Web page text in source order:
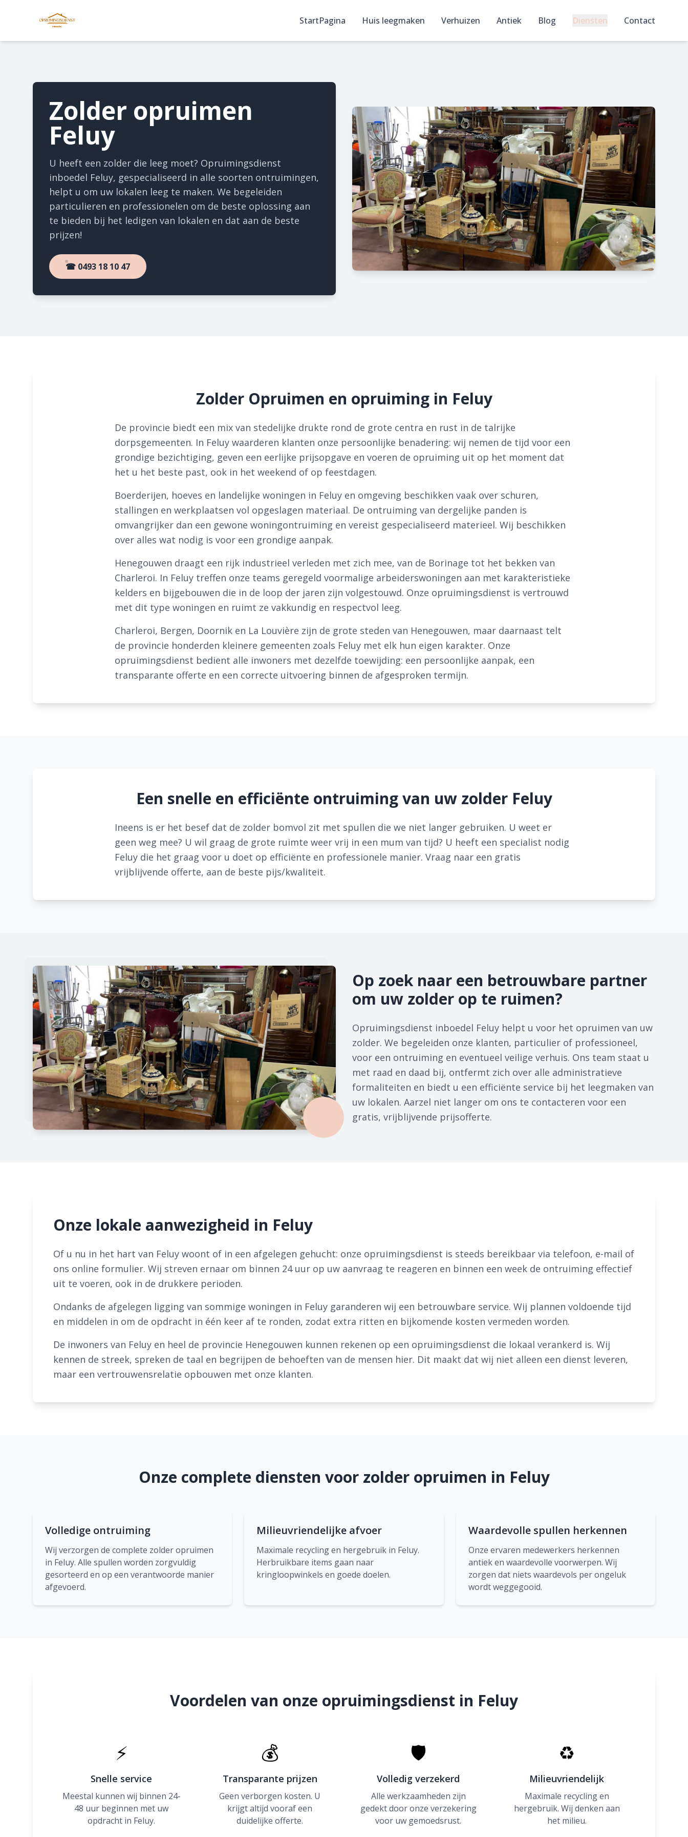
StartPagina Huis leegmaken Verhuizen Antiek Blog Diensten Contact
Zolder opruimen
Feluy
U heeft een zolder die leeg moet? Opruimingsdienst
inboedel Feluy, gespecialiseerd in alle soorten ontruimingen,
helpt u om uw lokalen leeg te maken. We begeleiden
particulieren en professionelen om de beste oplossing aan
te bieden bij het ledigen van lokalen en dat aan de beste
prijzen!
☎ 0493 18 10 47
Zolder Opruimen en opruiming in Feluy
De provincie biedt een mix van stedelijke drukte rond de grote centra en rust in de talrijke
dorpsgemeenten. In Feluy waarderen klanten onze persoonlijke benadering: wij nemen de tijd voor een
grondige bezichtiging, geven een eerlijke prijsopgave en voeren de opruiming uit op het moment dat
het u het beste past, ook in het weekend of op feestdagen.
Boerderijen, hoeves en landelijke woningen in Feluy en omgeving beschikken vaak over schuren,
stallingen en werkplaatsen vol opgeslagen materiaal. De ontruiming van dergelijke panden is
omvangrijker dan een gewone woningontruiming en vereist gespecialiseerd materieel. Wij beschikken
over alles wat nodig is voor een grondige aanpak.
Henegouwen draagt een rijk industrieel verleden met zich mee, van de Borinage tot het bekken van
Charleroi. In Feluy treffen onze teams geregeld voormalige arbeiderswoningen aan met karakteristieke
kelders en bijgebouwen die in de loop der jaren zijn volgestouwd. Onze opruimingsdienst is vertrouwd
met dit type woningen en ruimt ze vakkundig en respectvol leeg.
Charleroi, Bergen, Doornik en La Louvière zijn de grote steden van Henegouwen, maar daarnaast telt
de provincie honderden kleinere gemeenten zoals Feluy met elk hun eigen karakter. Onze
opruimingsdienst bedient alle inwoners met dezelfde toewijding: een persoonlijke aanpak, een
transparante offerte en een correcte uitvoering binnen de afgesproken termijn.
Een snelle en efficiënte ontruiming van uw zolder Feluy
Ineens is er het besef dat de zolder bomvol zit met spullen die we niet langer gebruiken. U weet er
geen weg mee? U wil graag de grote ruimte weer vrij in een mum van tijd? U heeft een specialist nodig
Feluy die het graag voor u doet op efficiënte en professionele manier. Vraag naar een gratis
vrijblijvende offerte, aan de beste pijs/kwaliteit.
Op zoek naar een betrouwbare partner
om uw zolder op te ruimen?
Opruimingsdienst inboedel Feluy helpt u voor het opruimen van uw
zolder. We begeleiden onze klanten, particulier of professioneel,
voor een ontruiming en eventueel veilige verhuis. Ons team staat u
met raad en daad bij, ontfermt zich over alle administratieve
formaliteiten en biedt u een efficiënte service bij het leegmaken van
uw lokalen. Aarzel niet langer om ons te contacteren voor een
gratis, vrijblijvende prijsofferte.
Onze lokale aanwezigheid in Feluy
Of u nu in het hart van Feluy woont of in een afgelegen gehucht: onze opruimingsdienst is steeds bereikbaar via telefoon, e-mail of
ons online formulier. Wij streven ernaar om binnen 24 uur op uw aanvraag te reageren en binnen een week de ontruiming effectief
uit te voeren, ook in de drukkere perioden.
Ondanks de afgelegen ligging van sommige woningen in Feluy garanderen wij een betrouwbare service. Wij plannen voldoende tijd
en middelen in om de opdracht in één keer af te ronden, zodat extra ritten en bijkomende kosten vermeden worden.
De inwoners van Feluy en heel de provincie Henegouwen kunnen rekenen op een opruimingsdienst die lokaal verankerd is. Wij
kennen de streek, spreken de taal en begrijpen de behoeften van de mensen hier. Dit maakt dat wij niet alleen een dienst leveren,
maar een vertrouwensrelatie opbouwen met onze klanten.
Onze complete diensten voor zolder opruimen in Feluy
Volledige ontruiming
Wij verzorgen de complete zolder opruimen
in Feluy. Alle spullen worden zorgvuldig
gesorteerd en op een verantwoorde manier
afgevoerd.
Milieuvriendelijke afvoer
Maximale recycling en hergebruik in Feluy.
Herbruikbare items gaan naar
kringloopwinkels en goede doelen.
Waardevolle spullen herkennen
Onze ervaren medewerkers herkennen
antiek en waardevolle voorwerpen. Wij
zorgen dat niets waardevols per ongeluk
wordt weggegooid.
Voordelen van onze opruimingsdienst in Feluy
⚡
Snelle service
Meestal kunnen wij binnen 24-
48 uur beginnen met uw
opdracht in Feluy.
💰
Transparante prijzen
Geen verborgen kosten. U
krijgt altijd vooraf een
duidelijke offerte.
🛡
Volledig verzekerd
Alle werkzaamheden zijn
gedekt door onze verzekering
voor uw gemoedsrust.
♻
Milieuvriendelijk
Maximale recycling en
hergebruik. Wij denken aan
het milieu.